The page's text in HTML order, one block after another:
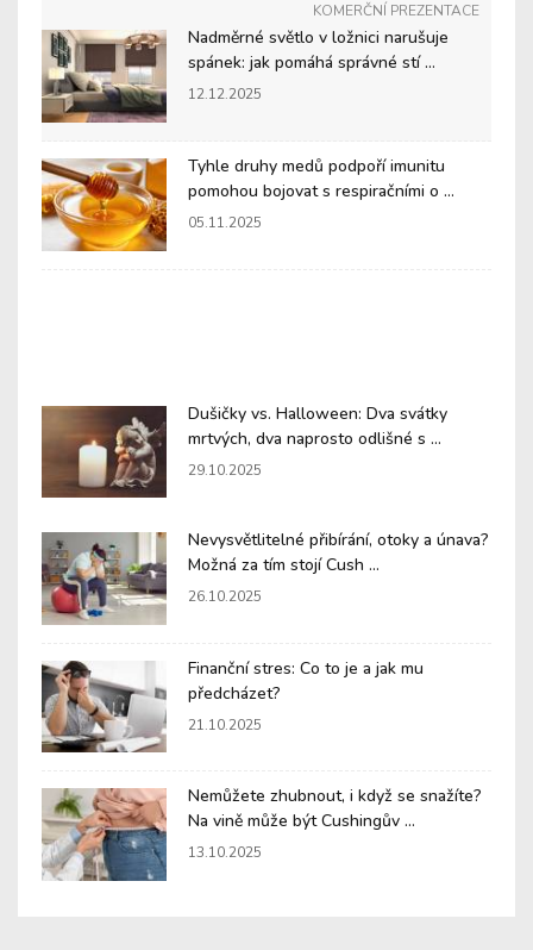
KOMERČNÍ PREZENTACE
Nadměrné světlo v ložnici narušuje
spánek: jak pomáhá správné stí ...
12.12.2025
Tyhle druhy medů podpoří imunitu
pomohou bojovat s respiračními o ...
05.11.2025
Dušičky vs. Halloween: Dva svátky
mrtvých, dva naprosto odlišné s ...
29.10.2025
Nevysvětlitelné přibírání, otoky a únava?
Možná za tím stojí Cush ...
26.10.2025
Finanční stres: Co to je a jak mu
předcházet?
21.10.2025
Nemůžete zhubnout, i když se snažíte?
Na vině může být Cushingův ...
13.10.2025